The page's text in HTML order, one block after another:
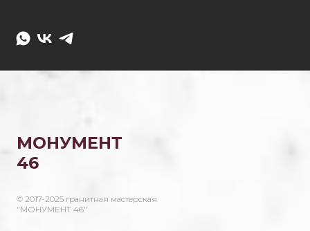
МОНУМЕНТ
46
© 2017-2025 гранитная мастерская
"МОНУМЕНТ 46"